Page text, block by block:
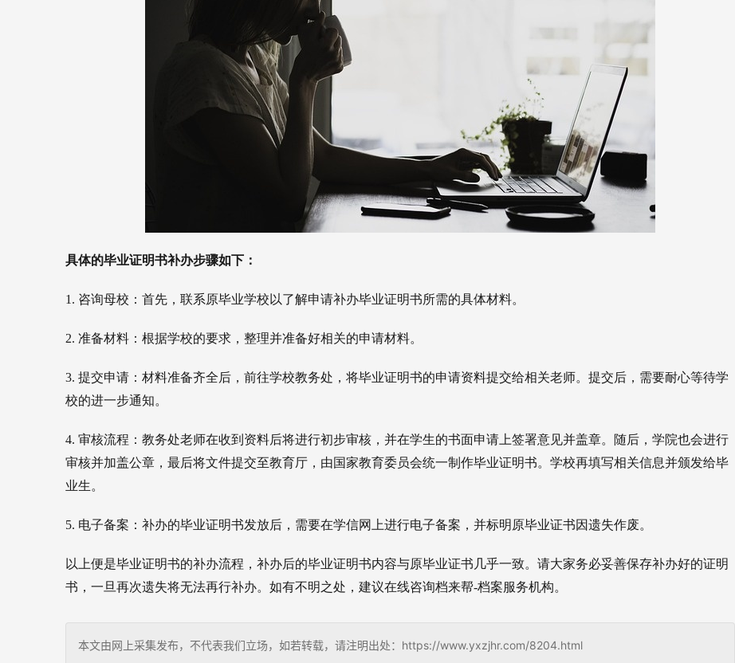
具体的毕业证明书补办步骤如下：
1. 咨询母校：首先，联系原毕业学校以了解申请补办毕业证明书所需的具体材料。
2. 准备材料：根据学校的要求，整理并准备好相关的申请材料。
3. 提交申请：材料准备齐全后，前往学校教务处，将毕业证明书的申请资料提交给相关老师。提交后，需要耐心等待学
校的进一步通知。
4. 审核流程：教务处老师在收到资料后将进行初步审核，并在学生的书面申请上签署意见并盖章。随后，学院也会进行
审核并加盖公章，最后将文件提交至教育厅，由国家教育委员会统一制作毕业证明书。学校再填写相关信息并颁发给毕
业生。
5. 电子备案：补办的毕业证明书发放后，需要在学信网上进行电子备案，并标明原毕业证书因遗失作废。
以上便是毕业证明书的补办流程，补办后的毕业证明书内容与原毕业证书几乎一致。请大家务必妥善保存补办好的证明
书，一旦再次遗失将无法再行补办。如有不明之处，建议在线咨询档来帮-档案服务机构。
本文由网上采集发布，不代表我们立场，如若转载，请注明出处：https://www.yxzjhr.com/8204.html